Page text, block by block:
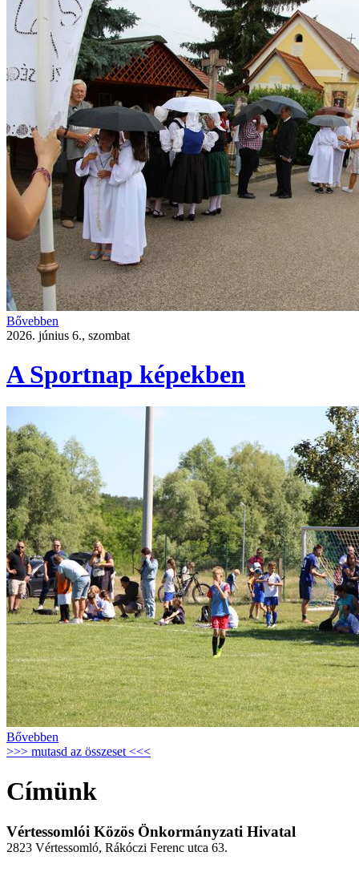
Bővebben
2026. június 6., szombat
A Sportnap képekben
Bővebben
>>> mutasd az összeset <<<
Címünk
Vértessomlói Közös Önkormányzati Hivatal
2823 Vértessomló, Rákóczi Ferenc utca 63.